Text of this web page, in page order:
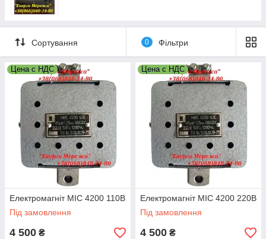
Сортування 0 Фільтри
Цена с НДС
Електромагніт МІС 4200 110В
Під замовлення
4 500 ₴
Цена с НДС
Електромагніт МІС 4200 220В
Під замовлення
4 500 ₴